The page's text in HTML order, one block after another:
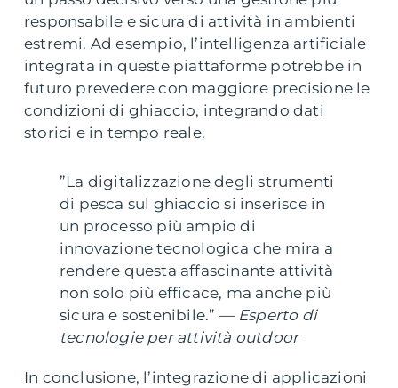
responsabile e sicura di attività in ambienti
estremi. Ad esempio, l’intelligenza artificiale
integrata in queste piattaforme potrebbe in
futuro prevedere con maggiore precisione le
condizioni di ghiaccio, integrando dati
storici e in tempo reale.
”La digitalizzazione degli strumenti
di pesca sul ghiaccio si inserisce in
un processo più ampio di
innovazione tecnologica che mira a
rendere questa affascinante attività
non solo più efficace, ma anche più
sicura e sostenibile.” — Esperto di
tecnologie per attività outdoor
In conclusione, l’integrazione di applicazioni